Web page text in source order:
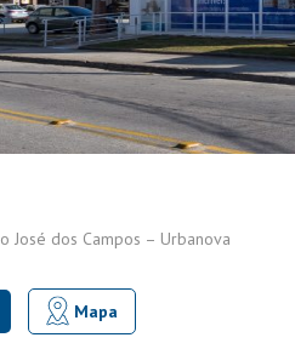
José dos Campos – Urbanova
Mapa